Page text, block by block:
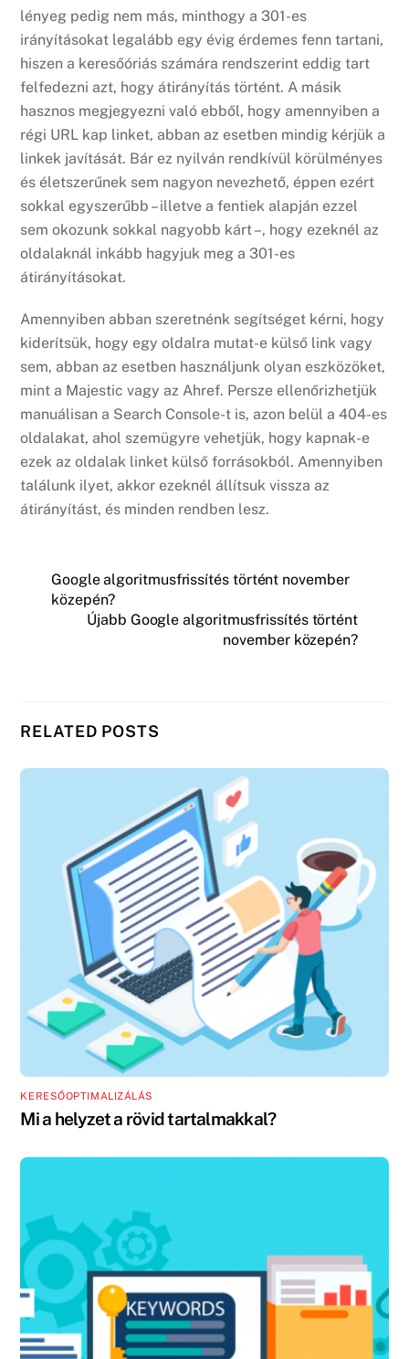
lényeg pedig nem más, minthogy a 301-es
irányításokat legalább egy évig érdemes fenn tartani,
hiszen a keresőóriás számára rendszerint eddig tart
felfedezni azt, hogy átirányítás történt. A másik
hasznos megjegyezni való ebből, hogy amennyiben a
régi URL kap linket, abban az esetben mindig kérjük a
linkek javítását. Bár ez nyilván rendkívül körülményes
és életszerűnek sem nagyon nevezhető, éppen ezért
sokkal egyszerűbb – illetve a fentiek alapján ezzel
sem okozunk sokkal nagyobb kárt –, hogy ezeknél az
oldalaknál inkább hagyjuk meg a 301-es
átirányításokat.
Amennyiben abban szeretnénk segítséget kérni, hogy
kiderítsük, hogy egy oldalra mutat-e külső link vagy
sem, abban az esetben használjunk olyan eszközöket,
mint a Majestic vagy az Ahref. Persze ellenőrizhetjük
manuálisan a Search Console-t is, azon belül a 404-es
oldalakat, ahol szemügyre vehetjük, hogy kapnak-e
ezek az oldalak linket külső forrásokból. Amennyiben
találunk ilyet, akkor ezeknél állítsuk vissza az
átirányítást, és minden rendben lesz.
Google algoritmusfrissítés történt november
közepén?
Újabb Google algoritmusfrissítés történt
november közepén?
RELATED POSTS
KERESŐOPTIMALIZÁLÁS
Mi a helyzet a rövid tartalmakkal?